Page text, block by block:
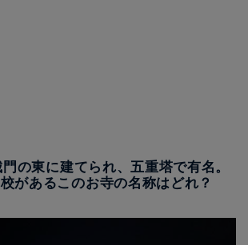
の東に建てられ、五重塔で有名。
があるこのお寺の名称はどれ？